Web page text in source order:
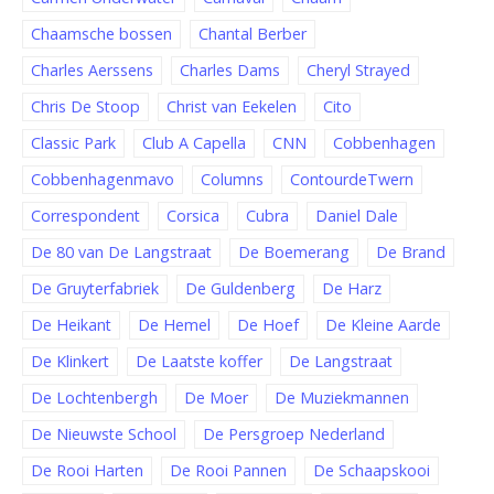
Chaamsche bossen
Chantal Berber
Charles Aerssens
Charles Dams
Cheryl Strayed
Chris De Stoop
Christ van Eekelen
Cito
Classic Park
Club A Capella CNN
Cobbenhagen
Cobbenhagenmavo
Columns
ContourdeTwern
Correspondent
Corsica Cubra
Daniel Dale
De 80 van De Langstraat
De Boemerang
De Brand
De Gruyterfabriek
De Guldenberg
De Harz
De Heikant
De Hemel De Hoef
De Kleine Aarde
De Klinkert
De Laatste koffer
De Langstraat
De Lochtenbergh
De Moer
De Muziekmannen
De Nieuwste School
De Persgroep Nederland
De Rooi Harten
De Rooi Pannen
De Schaapskooi